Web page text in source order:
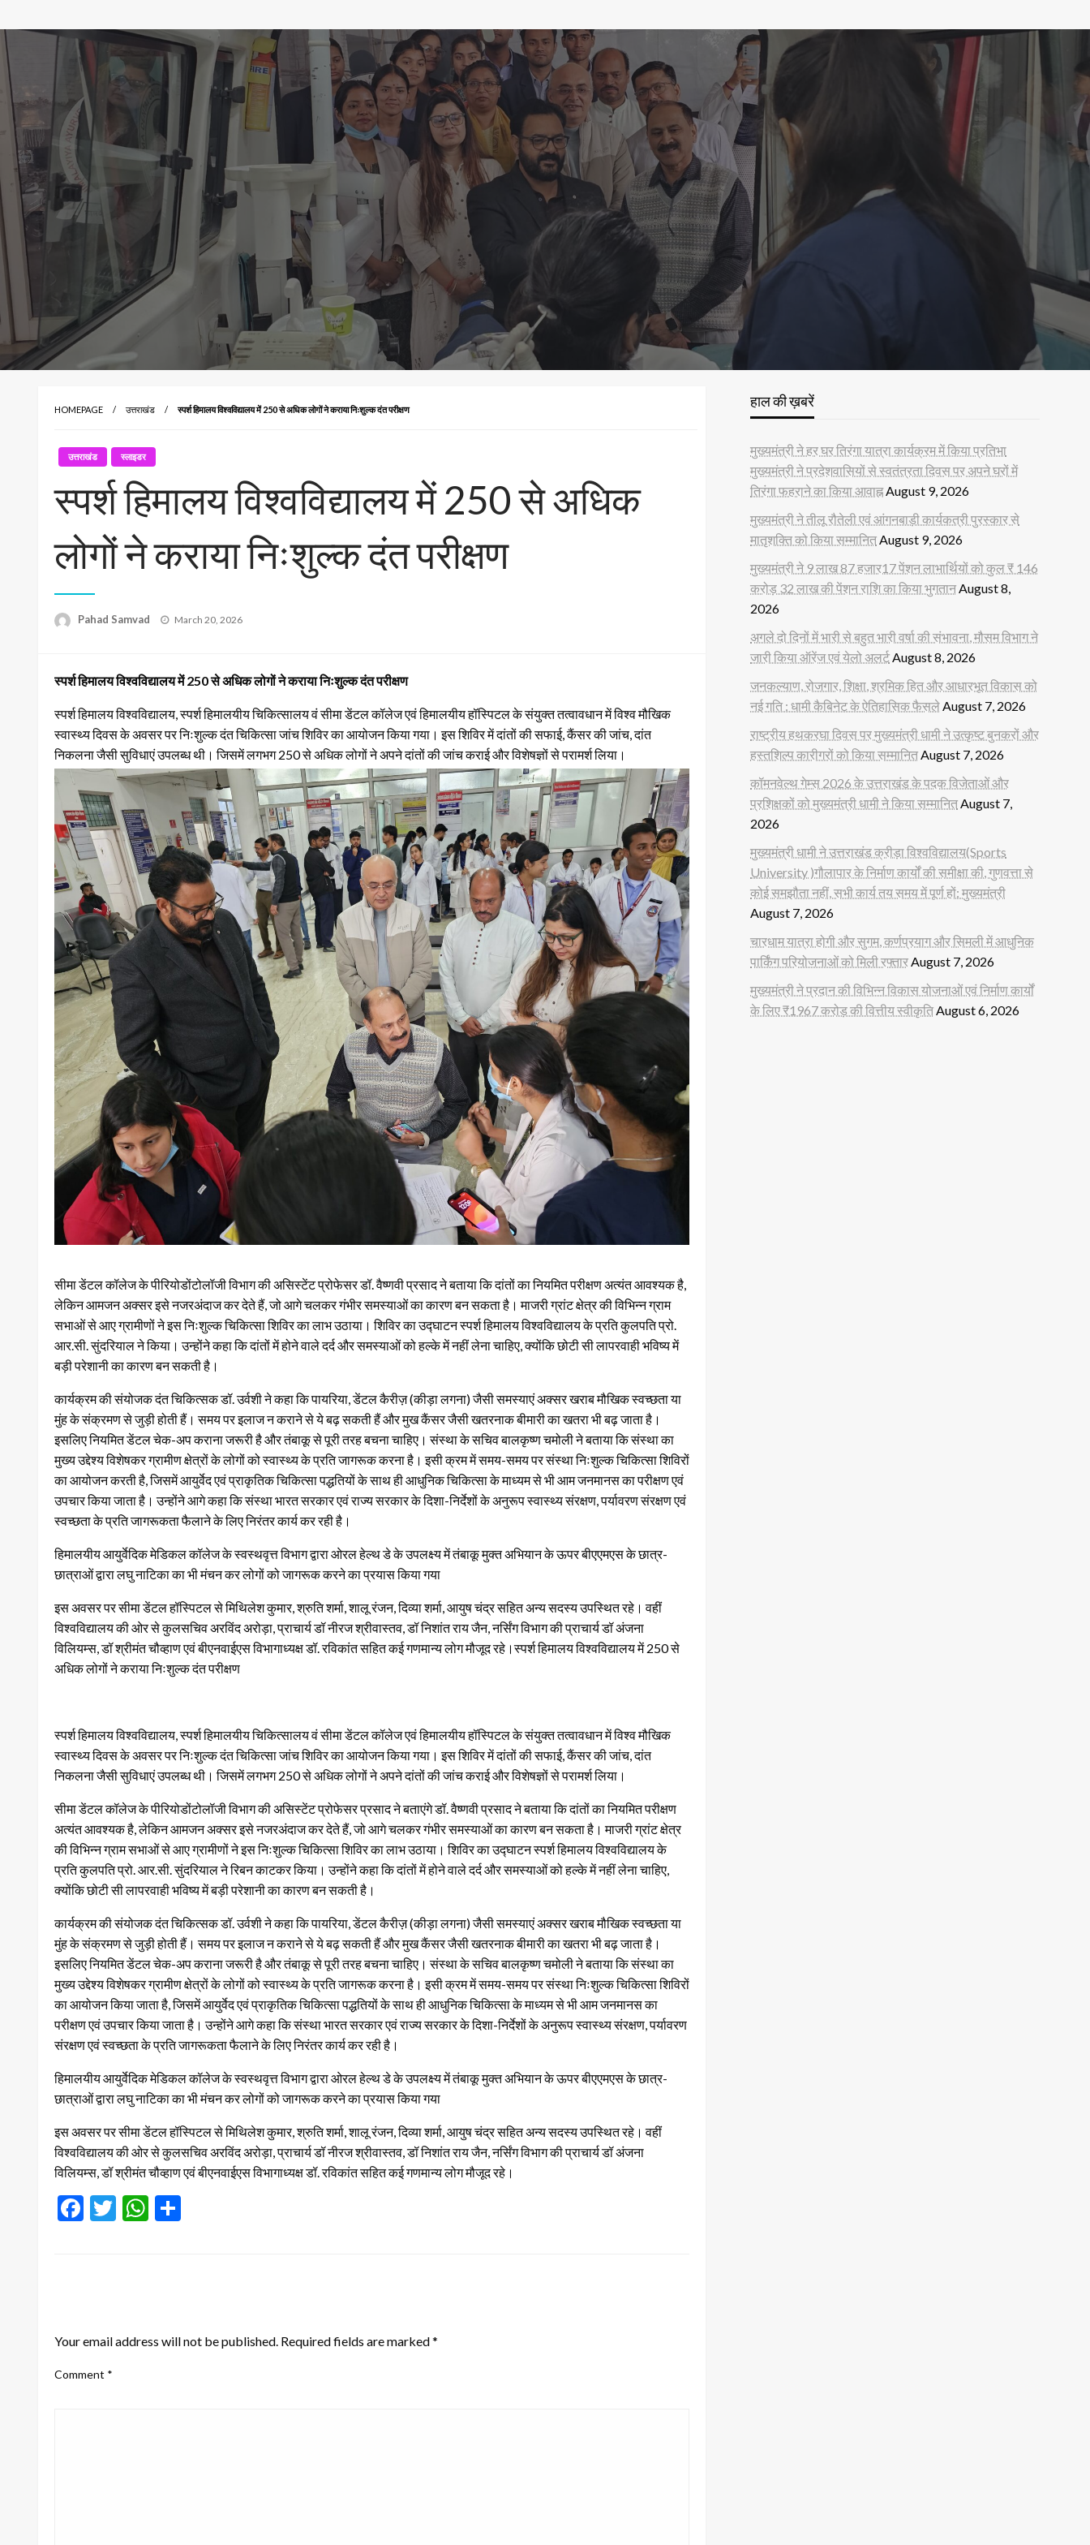
HOMEPAGE उत्तराखंड स्पर्श हिमालय विश्वविद्यालय में 250 से अधिक लोगों ने कराया निःशुल्क दंत परीक्षण
उत्तराखंड स्लाइडर
स्पर्श हिमालय विश्वविद्यालय में 250 से अधिक
लोगों ने कराया निःशुल्क दंत परीक्षण
Pahad Samvad
Posted
March 20, 2026
स्पर्श हिमालय विश्वविद्यालय में 250 से अधिक लोगों ने कराया निःशुल्क दंत परीक्षण
स्पर्श हिमालय विश्वविद्यालय, स्पर्श हिमालयीय चिकित्सालय वं सीमा डेंटल कॉलेज एवं हिमालयीय हॉस्पिटल के संयुक्त तत्वावधान में विश्व मौखिक
स्वास्थ्य दिवस के अवसर पर निःशुल्क दंत चिकित्सा जांच शिविर का आयोजन किया गया। इस शिविर में दांतों की सफाई, कैंसर की जांच, दांत
निकलना जैसी सुविधाएं उपलब्ध थी। जिसमें लगभग 250 से अधिक लोगों ने अपने दांतों की जांच कराई और विशेषज्ञों से परामर्श लिया।
सीमा डेंटल कॉलेज के पीरियोडोंटोलॉजी विभाग की असिस्टेंट प्रोफेसर डॉ. वैष्णवी प्रसाद ने बताया कि दांतों का नियमित परीक्षण अत्यंत आवश्यक है,
लेकिन आमजन अक्सर इसे नजरअंदाज कर देते हैं, जो आगे चलकर गंभीर समस्याओं का कारण बन सकता है। माजरी ग्रांट क्षेत्र की विभिन्न ग्राम
सभाओं से आए ग्रामीणों ने इस निःशुल्क चिकित्सा शिविर का लाभ उठाया। शिविर का उद्घाटन स्पर्श हिमालय विश्वविद्यालय के प्रति कुलपति प्रो.
आर.सी. सुंदरियाल ने किया। उन्होंने कहा कि दांतों में होने वाले दर्द और समस्याओं को हल्के में नहीं लेना चाहिए, क्योंकि छोटी सी लापरवाही भविष्य में
बड़ी परेशानी का कारण बन सकती है।
कार्यक्रम की संयोजक दंत चिकित्सक डॉ. उर्वशी ने कहा कि पायरिया, डेंटल कैरीज़ (कीड़ा लगना) जैसी समस्याएं अक्सर खराब मौखिक स्वच्छता या
मुंह के संक्रमण से जुड़ी होती हैं। समय पर इलाज न कराने से ये बढ़ सकती हैं और मुख कैंसर जैसी खतरनाक बीमारी का खतरा भी बढ़ जाता है।
इसलिए नियमित डेंटल चेक-अप कराना जरूरी है और तंबाकू से पूरी तरह बचना चाहिए। संस्था के सचिव बालकृष्ण चमोली ने बताया कि संस्था का
मुख्य उद्देश्य विशेषकर ग्रामीण क्षेत्रों के लोगों को स्वास्थ्य के प्रति जागरूक करना है। इसी क्रम में समय-समय पर संस्था निःशुल्क चिकित्सा शिविरों
का आयोजन करती है, जिसमें आयुर्वेद एवं प्राकृतिक चिकित्सा पद्धतियों के साथ ही आधुनिक चिकित्सा के माध्यम से भी आम जनमानस का परीक्षण एवं
उपचार किया जाता है। उन्होंने आगे कहा कि संस्था भारत सरकार एवं राज्य सरकार के दिशा-निर्देशों के अनुरूप स्वास्थ्य संरक्षण, पर्यावरण संरक्षण एवं
स्वच्छता के प्रति जागरूकता फैलाने के लिए निरंतर कार्य कर रही है।
हिमालयीय आयुर्वेदिक मेडिकल कॉलेज के स्वस्थवृत्त विभाग द्वारा ओरल हेल्थ डे के उपलक्ष्य में तंबाकू मुक्त अभियान के ऊपर बीएएमएस के छात्र-
छात्राओं द्वारा लघु नाटिका का भी मंचन कर लोगों को जागरूक करने का प्रयास किया गया
इस अवसर पर सीमा डेंटल हॉस्पिटल से मिथिलेश कुमार, श्रुति शर्मा, शालू रंजन, दिव्या शर्मा, आयुष चंद्र सहित अन्य सदस्य उपस्थित रहे। वहीं
विश्वविद्यालय की ओर से कुलसचिव अरविंद अरोड़ा, प्राचार्य डॉ नीरज श्रीवास्तव, डॉ निशांत राय जैन, नर्सिंग विभाग की प्राचार्य डॉ अंजना
विलियम्स, डॉ श्रीमंत चौव्हाण एवं बीएनवाईएस विभागाध्यक्ष डॉ. रविकांत सहित कई गणमान्य लोग मौजूद रहे।स्पर्श हिमालय विश्वविद्यालय में 250 से
अधिक लोगों ने कराया निःशुल्क दंत परीक्षण
स्पर्श हिमालय विश्वविद्यालय, स्पर्श हिमालयीय चिकित्सालय वं सीमा डेंटल कॉलेज एवं हिमालयीय हॉस्पिटल के संयुक्त तत्वावधान में विश्व मौखिक
स्वास्थ्य दिवस के अवसर पर निःशुल्क दंत चिकित्सा जांच शिविर का आयोजन किया गया। इस शिविर में दांतों की सफाई, कैंसर की जांच, दांत
निकलना जैसी सुविधाएं उपलब्ध थी। जिसमें लगभग 250 से अधिक लोगों ने अपने दांतों की जांच कराई और विशेषज्ञों से परामर्श लिया।
सीमा डेंटल कॉलेज के पीरियोडोंटोलॉजी विभाग की असिस्टेंट प्रोफेसर प्रसाद ने बताएंगे डॉ. वैष्णवी प्रसाद ने बताया कि दांतों का नियमित परीक्षण
अत्यंत आवश्यक है, लेकिन आमजन अक्सर इसे नजरअंदाज कर देते हैं, जो आगे चलकर गंभीर समस्याओं का कारण बन सकता है। माजरी ग्रांट क्षेत्र
की विभिन्न ग्राम सभाओं से आए ग्रामीणों ने इस निःशुल्क चिकित्सा शिविर का लाभ उठाया। शिविर का उद्घाटन स्पर्श हिमालय विश्वविद्यालय के
प्रति कुलपति प्रो. आर.सी. सुंदरियाल ने रिबन काटकर किया। उन्होंने कहा कि दांतों में होने वाले दर्द और समस्याओं को हल्के में नहीं लेना चाहिए,
क्योंकि छोटी सी लापरवाही भविष्य में बड़ी परेशानी का कारण बन सकती है।
कार्यक्रम की संयोजक दंत चिकित्सक डॉ. उर्वशी ने कहा कि पायरिया, डेंटल कैरीज़ (कीड़ा लगना) जैसी समस्याएं अक्सर खराब मौखिक स्वच्छता या
मुंह के संक्रमण से जुड़ी होती हैं। समय पर इलाज न कराने से ये बढ़ सकती हैं और मुख कैंसर जैसी खतरनाक बीमारी का खतरा भी बढ़ जाता है।
इसलिए नियमित डेंटल चेक-अप कराना जरूरी है और तंबाकू से पूरी तरह बचना चाहिए। संस्था के सचिव बालकृष्ण चमोली ने बताया कि संस्था का
मुख्य उद्देश्य विशेषकर ग्रामीण क्षेत्रों के लोगों को स्वास्थ्य के प्रति जागरूक करना है। इसी क्रम में समय-समय पर संस्था निःशुल्क चिकित्सा शिविरों
का आयोजन किया जाता है, जिसमें आयुर्वेद एवं प्राकृतिक चिकित्सा पद्धतियों के साथ ही आधुनिक चिकित्सा के माध्यम से भी आम जनमानस का
परीक्षण एवं उपचार किया जाता है। उन्होंने आगे कहा कि संस्था भारत सरकार एवं राज्य सरकार के दिशा-निर्देशों के अनुरूप स्वास्थ्य संरक्षण, पर्यावरण
संरक्षण एवं स्वच्छता के प्रति जागरूकता फैलाने के लिए निरंतर कार्य कर रही है।
हिमालयीय आयुर्वेदिक मेडिकल कॉलेज के स्वस्थवृत्त विभाग द्वारा ओरल हेल्थ डे के उपलक्ष्य में तंबाकू मुक्त अभियान के ऊपर बीएएमएस के छात्र-
छात्राओं द्वारा लघु नाटिका का भी मंचन कर लोगों को जागरूक करने का प्रयास किया गया
इस अवसर पर सीमा डेंटल हॉस्पिटल से मिथिलेश कुमार, श्रुति शर्मा, शालू रंजन, दिव्या शर्मा, आयुष चंद्र सहित अन्य सदस्य उपस्थित रहे। वहीं
विश्वविद्यालय की ओर से कुलसचिव अरविंद अरोड़ा, प्राचार्य डॉ नीरज श्रीवास्तव, डॉ निशांत राय जैन, नर्सिंग विभाग की प्राचार्य डॉ अंजना
विलियम्स, डॉ श्रीमंत चौव्हाण एवं बीएनवाईएस विभागाध्यक्ष डॉ. रविकांत सहित कई गणमान्य लोग मौजूद रहे।
Facebook
TwitterWhatsApp
Your email address will not be published. Required fields are marked*
Comment *
हाल की ख़बरें
मुख्यमंत्री ने हर घर तिरंगा यात्रा कार्यक्रम में किया प्रतिभा
मुख्यमंत्री ने प्रदेशवासियों से स्वतंत्रता दिवस पर अपने घरों में
तिरंगा फहराने का किया आवाह्नAugust 9, 2026
मुख्यमंत्री ने तीलू रौतेली एवं आंगनबाड़ी कार्यकत्री पुरस्कार से
मातृशक्ति को किया सम्मानितAugust 9, 2026
मुख्यमंत्री ने 9 लाख 87 हजार17 पेंशन लाभार्थियों को कुल ₹ 146
करोड़ 32 लाख की पेंशन राशि का किया भुगतानAugust 8,
2026
अगले दो दिनों में भारी से बहुत भारी वर्षा की संभावना, मौसम विभाग ने
जारी किया ऑरेंज एवं येलो अलर्टAugust 8, 2026
जनकल्याण, रोजगार, शिक्षा, श्रमिक हित और आधारभूत विकास को
नई गति : धामी कैबिनेट के ऐतिहासिक फैसलेAugust 7, 2026
राष्ट्रीय हथकरघा दिवस पर मुख्यमंत्री धामी ने उत्कृष्ट बुनकरों और
हस्तशिल्प कारीगरों को किया सम्मानितAugust 7, 2026
कॉमनवेल्थ गेम्स 2026 के उत्तराखंड के पदक विजेताओं और
प्रशिक्षकों को मुख्यमंत्री धामी ने किया सम्मानितAugust 7,
2026
मुख्यमंत्री धामी ने उत्तराखंड क्रीड़ा विश्वविद्यालय(Sports
University )गौलापार के निर्माण कार्यों की समीक्षा की, गुणवत्ता से
कोई समझौता नहीं, सभी कार्य तय समय में पूर्ण हों: मुख्यमंत्री
August 7, 2026
चारधाम यात्रा होगी और सुगम, कर्णप्रयाग और सिमली में आधुनिक
पार्किंग परियोजनाओं को मिली रफ्तारAugust 7, 2026
मुख्यमंत्री ने प्रदान की विभिन्न विकास योजनाओं एवं निर्माण कार्यों
के लिए ₹1967 करोड़ की वित्तीय स्वीकृतिAugust 6, 2026